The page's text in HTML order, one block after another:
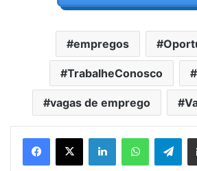
empregos
TrabalheConosco
vagas de emprego
Telegram